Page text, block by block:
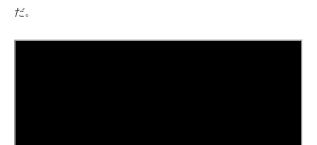
だ。